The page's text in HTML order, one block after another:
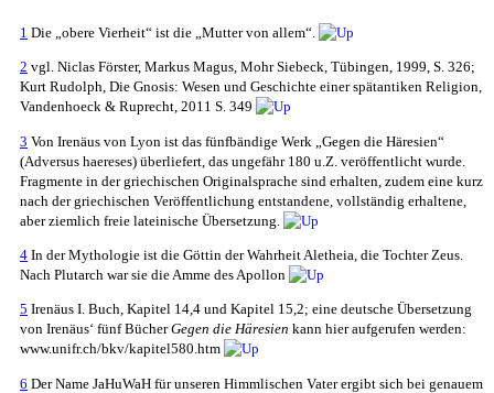
1 Die „obere Vierheit“ ist die „Mutter von allem“.
2 vgl. Niclas Förster, Markus Magus, Mohr Siebeck, Tübingen, 1999, S. 326;
Kurt Rudolph, Die Gnosis: Wesen und Geschichte einer spätantiken Religion,
Vandenhoeck & Ruprecht, 2011 S. 349
3 Von Irenäus von Lyon ist das fünfbändige Werk „Gegen die Häresien“
(Adversus haereses) überliefert, das ungefähr 180 u.Z. veröffentlicht wurde.
Fragmente in der griechischen Originalsprache sind erhalten, zudem eine kurz
nach der griechischen Veröffentlichung entstandene, vollständig erhaltene,
aber ziemlich freie lateinische Übersetzung.
4 In der Mythologie ist die Göttin der Wahrheit Aletheia, die Tochter Zeus.
Nach Plutarch war sie die Amme des Apollon
5 Irenäus I. Buch, Kapitel 14,4 und Kapitel 15,2; eine deutsche Übersetzung
von Irenäus‘ fünf BücherGegen die Häresien kann hier aufgerufen werden:
www.unifr.ch/bkv/kapitel580.htm
6 Der Name JaHuWaH für unseren Himmlischen Vater ergibt sich bei genauem